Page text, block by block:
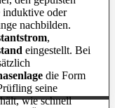
induktive oder
nachbilden.
,
eingestellt. Bei
die Form
seine
wie schnell